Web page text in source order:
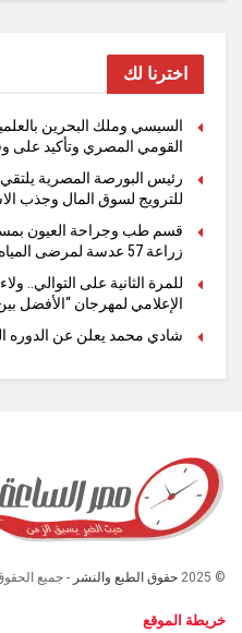
اخترنا لك
السيسي وملك البحرين
القومي المصري وتأكيد
رئيس البورصة المصرية
للترويج لسوق المال وجذب
قسم طب وجراحة العيون
زراعة 57 عدسة لمرضى المياه البيضاء
للمرة الثانية على التوالي..
الإعلامي لمهرجان “الأفضل
شادي محمد يعلن عن الدوره
© 2025 حقوق الطبع والنشر - جميع
خريطة الموقع